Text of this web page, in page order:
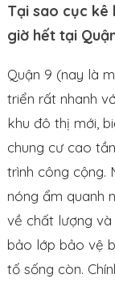
Tại sao cục kê
giờ hết tại
Quận 9 (nay là
triển rất nhanh
khu đô thị mới,
chung cư cao
trình công cộng.
nóng ẩm quanh
về chất lượng
bảo lớp bảo vệ
tố sống còn.